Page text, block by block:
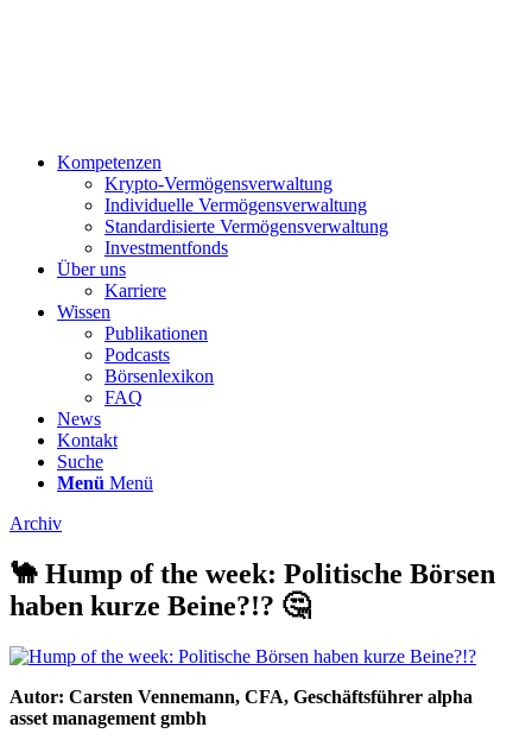
Kompetenzen
Krypto-Vermögensverwaltung
Individuelle Vermögensverwaltung
Standardisierte Vermögensverwaltung
Investmentfonds
Über uns
Karriere
Wissen
Publikationen
Podcasts
Börsenlexikon
FAQ
News
Kontakt
Suche
Menü Menü
Archiv
🐪 Hump of the week: Politische Börsen
haben kurze Beine?!? 🤔
Autor: Carsten Vennemann, CFA, Geschäftsführer alpha
asset management gmbh